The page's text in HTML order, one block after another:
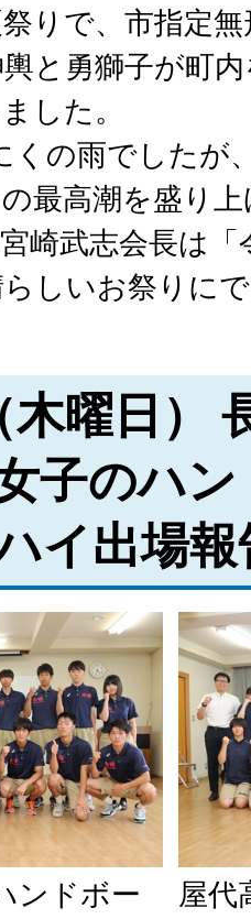
りで、市指定
と勇獅子が町
した。
くの雨でしたが
最高潮を盛り
崎武志会長は
しいお祭りに
木曜日）
子のハ
イ出場報
ンドボー
屋代